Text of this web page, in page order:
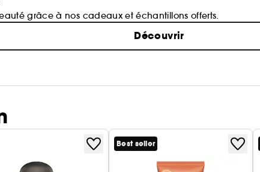
grâce à nos cadeaux et échantillons offerts.
Découvrir
Best seller